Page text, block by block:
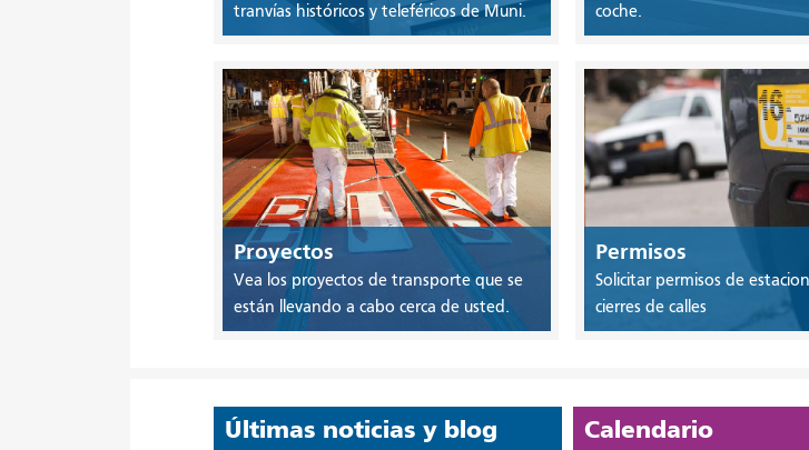
tranvías históricos y teleféricos de Muni.
coche.
Proyectos
Vea los proyectos de transporte que se
están llevando a cabo cerca de usted.
Permisos
Solicitar permisos de
cierres de calles
Últimas noticias y blog Calendario